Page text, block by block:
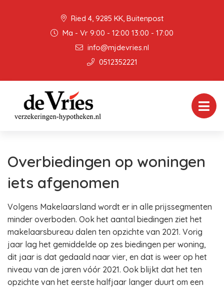
Ried 4, 9285 KK, Buitenpost
Ma - Vr 9:00 - 12:00 13:00 - 17:00
info@mjdevries.nl
0512352221
Overbiedingen op woningen
iets afgenomen
Volgens Makelaarsland wordt er in alle prijssegmenten
minder overboden. Ook het aantal biedingen ziet het
makelaarsbureau dalen ten opzichte van 2021. Vorig
jaar lag het gemiddelde op zes biedingen per woning,
dit jaar is dat gedaald naar vier, en dat is weer op het
niveau van de jaren vóór 2021. Ook blijkt dat het ten
opzichte van het eerste halfjaar langer duurt om een